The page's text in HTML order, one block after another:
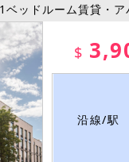
ッドルーム賃貸・
$
沿線/駅